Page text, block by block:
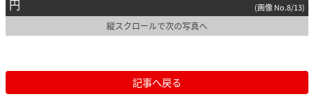
円
(画像 No.8/13)
縦スクロールで次の写真へ
記事へ戻る